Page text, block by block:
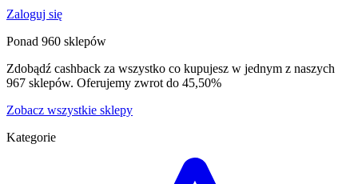
i
kategorii
Zaloguj się
Ponad 960 sklepów
Zdobądź cashback za wszystko co kupujesz w jednym z naszych
967 sklepów. Oferujemy zwrot do 45,50%
Zobacz wszystkie sklepy
Kategorie